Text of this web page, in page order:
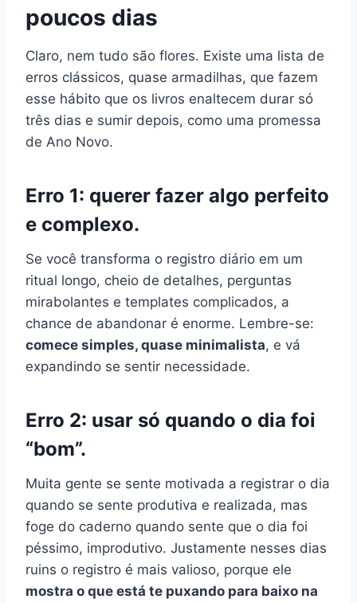
poucos dias
Claro, nem tudo são flores. Existe uma lista de
erros clássicos, quase armadilhas, que fazem
esse hábito que os livros enaltecem durar só
três dias e sumir depois, como uma promessa
de Ano Novo.
Erro 1: querer fazer algo perfeito
e complexo.
Se você transforma o registro diário em um
ritual longo, cheio de detalhes, perguntas
mirabolantes e templates complicados, a
chance de abandonar é enorme. Lembre-se:
comece simples, quase minimalista, e vá
expandindo se sentir necessidade.
Erro 2: usar só quando o dia foi
“bom”.
Muita gente se sente motivada a registrar o dia
quando se sente produtiva e realizada, mas
foge do caderno quando sente que o dia foi
péssimo, improdutivo. Justamente nesses dias
ruins o registro é mais valioso, porque ele
mostra o que está te puxando para baixo na